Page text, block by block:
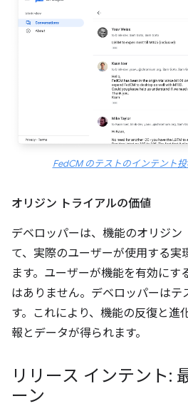
FedCM のテストのインテント投
オリジン トライアルの価値
デベロッパーは、機能のオリジン
て、実際のユーザーが使用する実
ます。ユーザーが機能を有効にす
はありません。デベロッパーはテ
す。これにより、機能の反復と進
報とデータが得られます。
リリース インテント:
ーン